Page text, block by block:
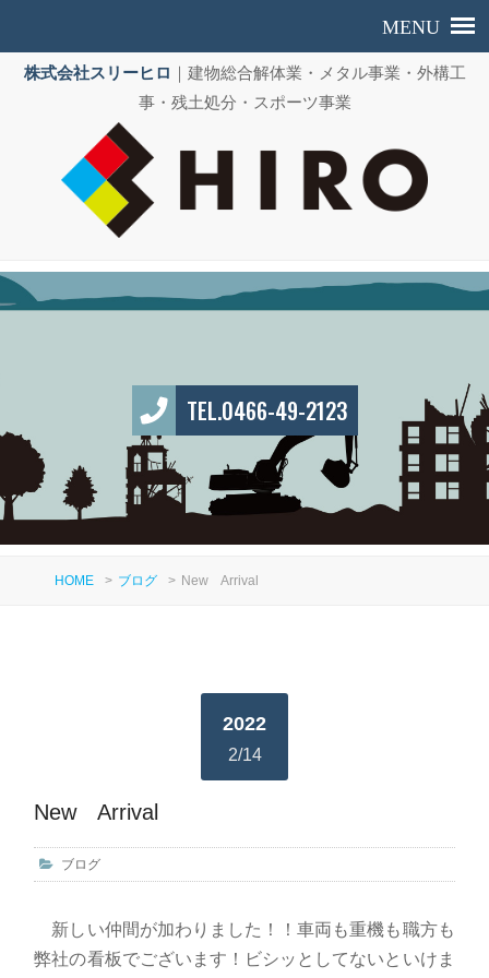
株式会社スリーヒロ ｜建物総合解体業・メタル事業・外構工
事・残土処分・スポーツ事業
TEL.0466-49-2123
HOME > ブログ > New Arrival
2022
2/14
New Arrival
ブログ
新しい仲間が加わりました！！車両も重機も職方も
弊社の看板でございます！ビシッとしてないといけま